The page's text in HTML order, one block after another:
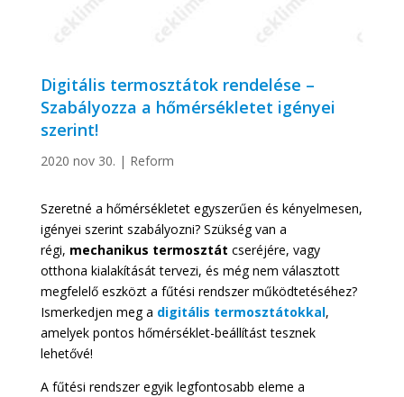
Digitális termosztátok rendelése –
Szabályozza a hőmérsékletet igényei
szerint!
2020 nov 30. | Reform
Szeretné a hőmérsékletet egyszerűen és kényelmesen,
igényei szerint szabályozni? Szükség van a
régi, mechanikus termosztát cseréjére, vagy
otthona kialakítását tervezi, és még nem választott
megfelelő eszközt a fűtési rendszer működtetéséhez?
Ismerkedjen meg a digitális termosztátokkal,
amelyek pontos hőmérséklet-beállítást tesznek
lehetővé!
A fűtési rendszer egyik legfontosabb eleme a